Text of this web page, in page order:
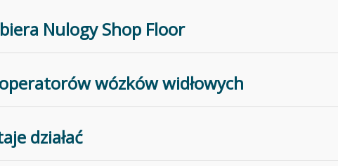
Nulogy Shop Floor
wózków widłowych
działać